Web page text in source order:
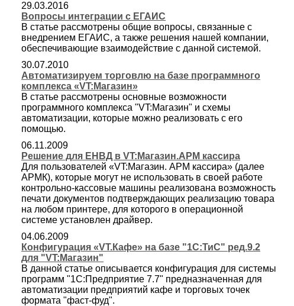
29.03.2016
Вопросы интеграции с ЕГАИС
В статье рассмотрены общие вопросы, связанные с
внедрением ЕГАИС, а также решения нашей компании,
обеспечивающие взаимодействие с данной системой.
30.07.2010
Автоматизируем торговлю на базе программного
комплекса «VT:Магазин»
В статье рассмотрены основные возможности
программного комплекса "VT:Магазин" и схемы
автоматизации, которые можно реализовать с его
помощью.
06.11.2009
Решение для ЕНВД в VT:Магазин.АРМ кассира
Для пользователей «VT:Магазин. АРМ кассира» (далее
АРМК), которые могут не использовать в своей работе
контрольно-кассовые машины реализована возможность
печати документов подтверждающих реализацию товара
на любом принтере, для которого в операционной
системе установлен драйвер.
04.06.2009
Конфигурация «VT.Кафе» на базе "1С:ТиС" ред.9.2
для "VT:Магазин"
В данной статье описывается конфигурация для системы
программ "1С:Предприятие 7.7" предназначенная для
автоматизации предприятий кафе и торговых точек
формата "фаст-фуд".